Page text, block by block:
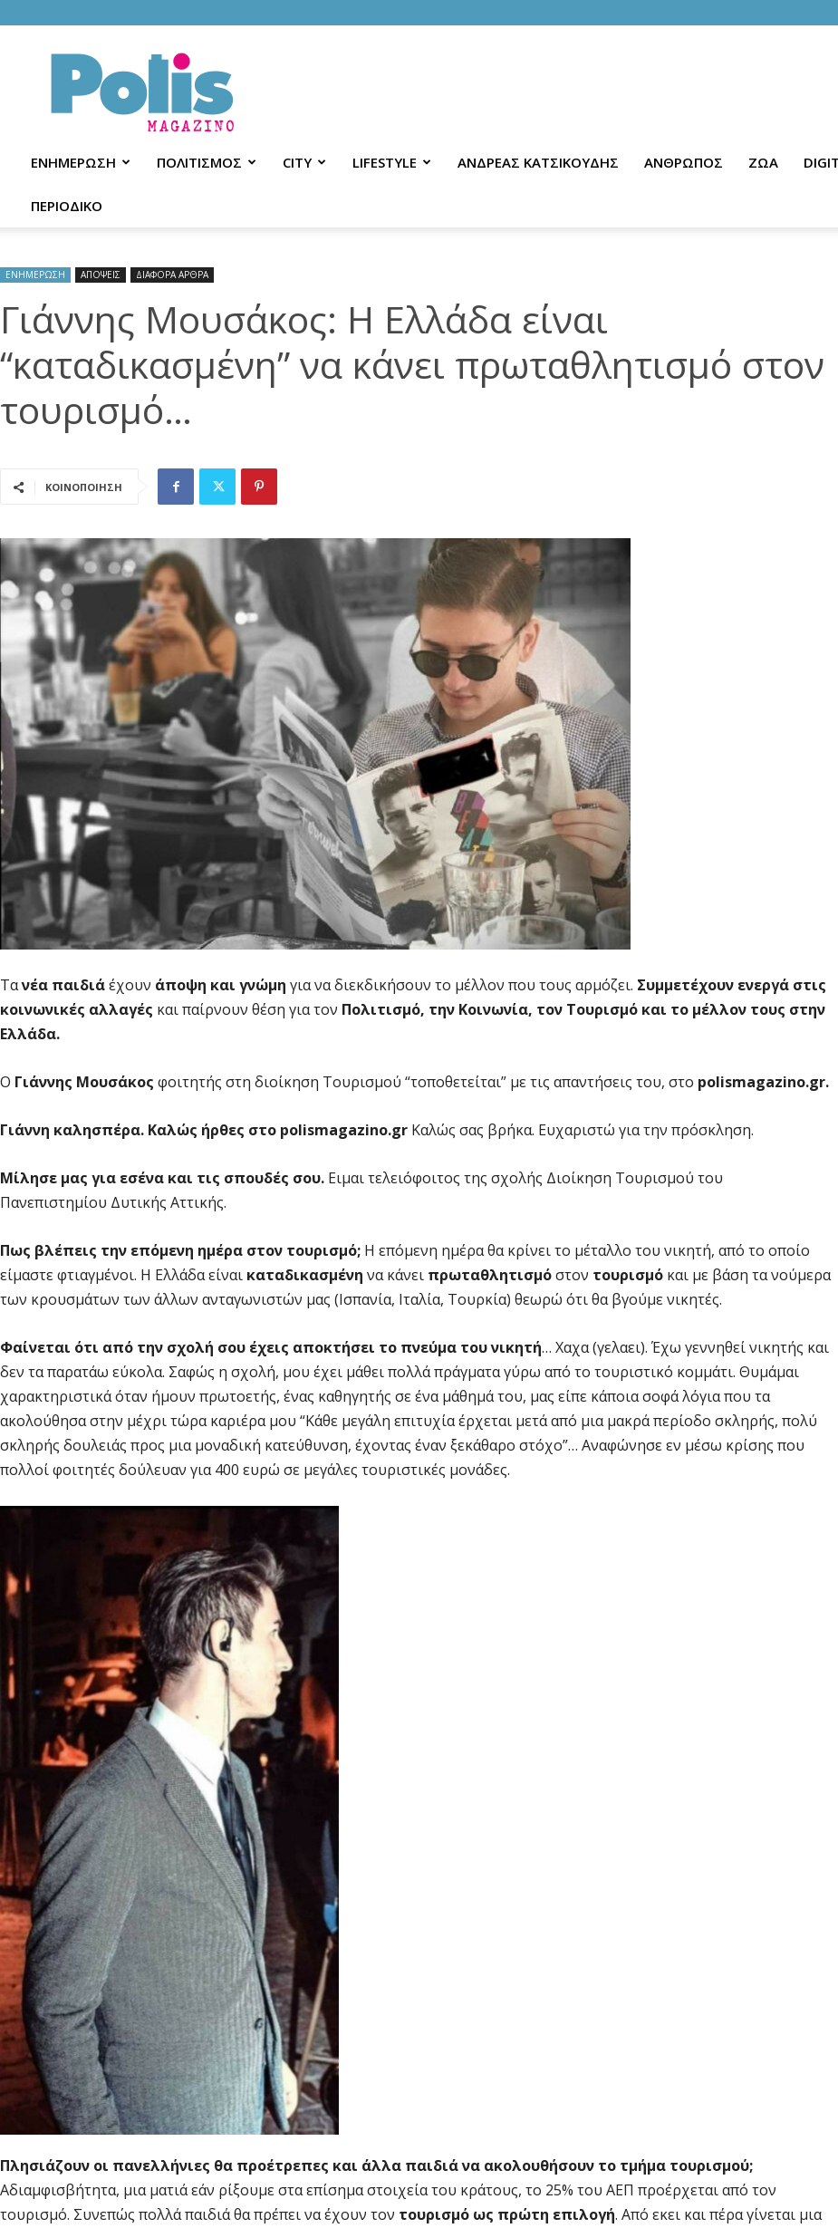
Polis
Magazino
ΕΝΗΜΕΡΩΣΗ ΠΟΛΙΤΙΣΜΟΣ CITY LIFESTYLE ΑΝΔΡΕΑΣ ΚΑΤΣΙΚΟΥΔΗΣ ΑΝΘΡΩΠΟΣ ΖΩΑ
ΠΕΡΙΟΔΙΚΟ
ΕΝΗΜΕΡΩΣΗ ΑΠΟΨΕΙΣ ΔΙΑΦΟΡΑ ΑΡΘΡΑ
Γιάννης Μουσάκος: Η Ελλάδα είναι
“καταδικασμένη” να κάνει πρωταθλητισμό στον
τουρισμό…
ΚΟΙΝΟΠΟΙΗΣΗ
Τανέα παιδιάέχουν άποψη και γνώμη για να διεκδικήσουν το μέλλον που τους αρμόζει. Συμμετέχουν ενεργά στις
κοινωνικές αλλαγές και παίρνουν θέση για τον Πολιτισμό, την Κοινωνία, τον Τουρισμό και το μέλλον τους στην
Ελλάδα.
Ο Γιάννης Μουσάκος φοιτητής στη διοίκηση Τουρισμού “τοποθετείται” με τις απαντήσεις του, στο polismagazino.gr.
Γιάννη καλησπέρα. Καλώς ήρθες στο polismagazino.gr Καλώς σας βρήκα. Ευχαριστώ για την πρόσκληση.
Μίλησε μας για εσένα και τις σπουδές σου. Ειμαι τελειόφοιτος της σχολής Διοίκηση Τουρισμού του
Πανεπιστημίου Δυτικής Αττικής.
Πως βλέπεις την επόμενη ημέρα στον τουρισμό; Η επόμενη ημέρα θα κρίνει το μέταλλο του νικητή, από το οποίο
είμαστε φτιαγμένοι. Η Ελλάδα είναι καταδικασμένη να κάνει πρωταθλητισμόστον τουρισμό και με βάση τα νούμερα
των κρουσμάτων των άλλων ανταγωνιστών μας (Ισπανία, Ιταλία, Τουρκία) θεωρώ ότι θα βγούμε νικητές.
Φαίνεται ότι από την σχολή σου έχεις αποκτήσει το πνεύμα του νικητή… Χαχα (γελαει). Έχω γεννηθεί νικητής και
δεν τα παρατάω εύκολα. Σαφώς η σχολή, μου έχει μάθει πολλά πράγματα γύρω από το τουριστικό κομμάτι. Θυμάμαι
χαρακτηριστικά όταν ήμουν πρωτοετής, ένας καθηγητής σε ένα μάθημά του, μας είπε κάποια σοφά λόγια που τα
ακολούθησα στην μέχρι τώρα καριέρα μου “Κάθε μεγάλη επιτυχία έρχεται μετά από μια μακρά περίοδο σκληρής, πολύ
σκληρής δουλειάς προς μια μοναδική κατεύθυνση, έχοντας έναν ξεκάθαρο στόχο”… Αναφώνησε εν μέσω κρίσης που
πολλοί φοιτητές δούλευαν για 400 ευρώ σε μεγάλες τουριστικές μονάδες.
Πλησιάζουν οι πανελλήνιες θα προέτρεπες και άλλα παιδιά να ακολουθήσουν το τμήμα τουρισμού;
Αδιαμφισβήτητα, μια ματιά εάν ρίξουμε στα επίσημα στοιχεία του κράτους, το 25% του ΑΕΠ προέρχεται από τον
τουρισμό. Συνεπώς πολλά παιδιά θα πρέπει να έχουν τον τουρισμό ως πρώτη επιλογή. Από εκει και πέρα γίνεται μια